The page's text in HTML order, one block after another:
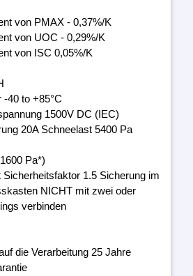
von PMAX - 0,37%/K
von UOC - 0,29%/K
von ISC 0,05%/K
-40 to +85°C
1500V DC (IEC)
20A Schneelast 5400 Pa
Pa*)
1.5 Sicherung im
NICHT mit zwei oder
verbinden
die Verarbeitung 25 Jahre